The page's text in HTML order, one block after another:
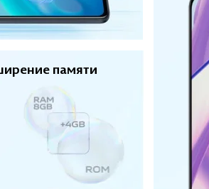
памяти